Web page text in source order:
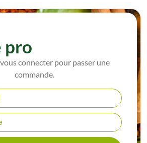
pro
connecter pour passer une
commande.